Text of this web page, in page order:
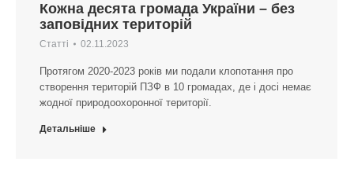
Кожна десята громада України – без
заповідних територій
Статті 02.11.2023
Протягом 2020-2023 років ми подали клопотання про
створення територій ПЗФ в 10 громадах, де і досі немає
жодної природоохоронної території.
Детальніше